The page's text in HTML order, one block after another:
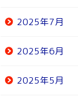
2025年7月
2025年6月
2025年5月